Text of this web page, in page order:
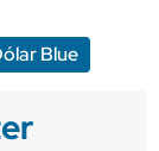
Blue